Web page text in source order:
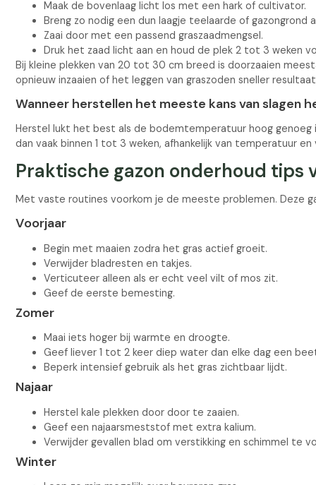
Maak de bovenlaag licht los met een hark of cultivator.
Breng zo nodig een dun laagje teelaarde of gazongrond
Zaai door met een passend graszaadmengsel.
Druk het zaad licht aan en houd de plek 2 tot 3 weken
Bij kleine plekken van 20 tot 30 cm breed is doorzaaien
opnieuw inzaaien of het leggen van graszoden sneller
Wanneer herstellen het meeste kans van slagen
Herstel lukt het best als de bodemtemperatuur hoog genoeg
dan vaak binnen 1 tot 3 weken, afhankelijk van temperatuur
Praktische gazon onderhoud tips
Met vaste routines voorkom je de meeste problemen. Deze
Voorjaar
Begin met maaien zodra het gras actief groeit.
Verwijder bladresten en takjes.
Verticuteer alleen als er echt veel vilt of mos zit.
Geef de eerste bemesting.
Zomer
Maai iets hoger bij warmte en droogte.
Geef liever 1 tot 2 keer diep water dan elke dag een
Beperk intensief gebruik als het gras zichtbaar lijdt.
Najaar
Herstel kale plekken door door te zaaien.
Geef een najaarsmeststof met extra kalium.
Verwijder gevallen blad om verstikking en schimmel te
Winter